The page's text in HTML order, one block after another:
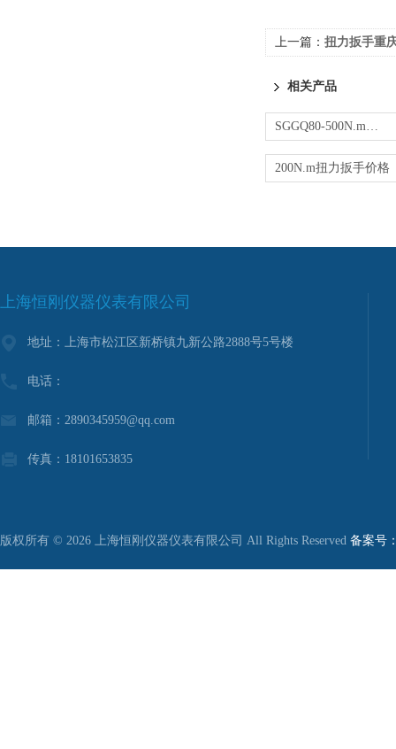
上一篇： 扭力扳手重
相关产品
SGGQ80-500N.m钢筋扭力扳手 钢筋连接检测扳手
200N.m扭力扳手价格
上海恒刚仪器仪表有限公司
地址：上海市松江区新桥镇九新公路2888号5号楼
电话：
邮箱：2890345959@qq.com
传真：18101653835
版权所有 © 2026 上海恒刚仪器仪表有限公司 All Rights Reserved 备案号